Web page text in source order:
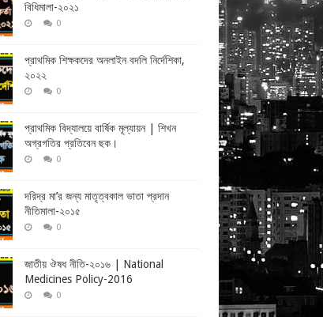
বিধিমালা-২০২১
0
প্রাথমিক শিক্ষকদের অনলাইন বদলি নির্দেশিকা,
২০২২
0
প্রাথমিক বিদ্যালয়ে বার্ষিক মূল্যায়ন | শিখন
অগ্রগতির প্রতিবেন ছক।
0
দরিদ্র মা’র জন্য মাতৃত্বকাল ভাতা প্রদান
নীতিমালা-২০১৫
0
জাতীয় ঔষধ নীতি-২০১৬ | National
Medicines Policy-2016
0